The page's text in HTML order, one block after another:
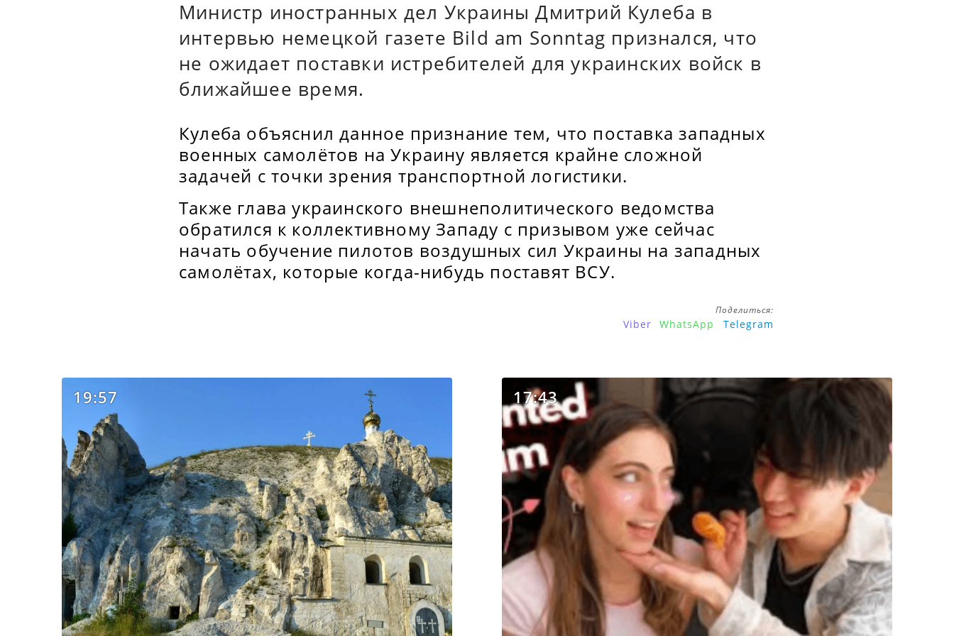
Министр иностранных дел Украины Дмитрий Кулеба в
интервью немецкой газете Bild am Sonntag признался, что
не ожидает поставки истребителей для украинских войск в
ближайшее время.
Кулеба объяснил данное признание тем, что поставка западных
военных самолётов на Украину является крайне сложной
задачей с точки зрения транспортной логистики.
Также глава украинского внешнеполитического ведомства
обратился к коллективному Западу с призывом уже сейчас
начать обучение пилотов воздушных сил Украины на западных
самолётах, которые когда-нибудь поставят ВСУ.
Поделиться:
Viber WhatsApp Telegram
19:57 17:43